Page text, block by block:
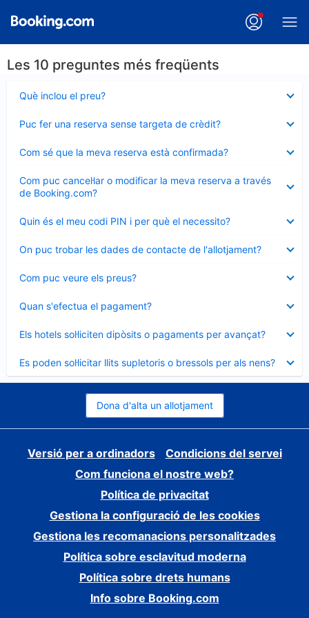
Les 10 preguntes més freqüents
Què inclou el preu?
tancat
Puc fer una reserva sense targeta de crèdit?
tancat
Com sé que la meva reserva està confirmada?
tancat
Com puc cancel·lar o modificar la meva reserva a través
de Booking.com?
tancat
Quin és el meu codi PIN i per què el necessito?
tancat
On puc trobar les dades de contacte de l'allotjament?
tancat
Com puc veure els preus?
tancat
Quan s'efectua el pagament?
tancat
Els hotels sol·liciten dipòsits o pagaments per avançat?
tancat
Es poden sol·licitar llits supletoris o bressols per als nens?
tancat
Dona d'alta un allotjament
Versió per a ordinadors
Condicions del servei
Com funciona el nostre web?
Política de privacitat
Gestiona la configuració de les cookies
Gestiona les recomanacions personalitzades
Política sobre esclavitud moderna
Política sobre drets humans
Info sobre Booking.com